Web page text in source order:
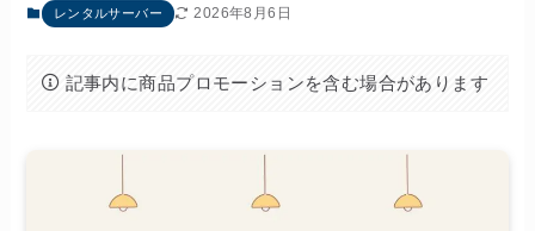
レンタルサーバー 2026年8月6日
記事内に商品プロモーションを含む場合があります